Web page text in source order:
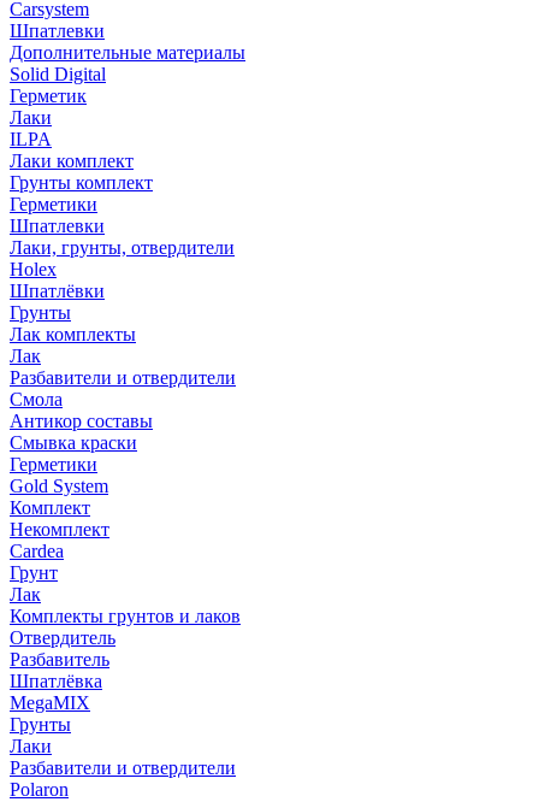
Carsystem
Шпатлевки
Дополнительные материалы
Solid Digital
Герметик
Лаки
ILPA
Лаки комплект
Грунты комплект
Герметики
Шпатлевки
Лаки, грунты, отвердители
Holex
Шпатлёвки
Грунты
Лак комплекты
Лак
Разбавители и отвердители
Смола
Антикор составы
Смывка краски
Герметики
Gold System
Комплект
Некомплект
Cardea
Грунт
Лак
Комплекты грунтов и лаков
Отвердитель
Разбавитель
Шпатлёвка
MegaMIX
Грунты
Лаки
Разбавители и отвердители
Polaron